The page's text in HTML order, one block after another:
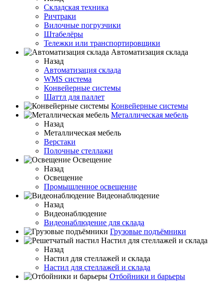
Складская техника
Ричтраки
Вилочные погрузчики
Штабелёры
Тележки или транспортировщики
Автоматизация склада
Назад
Автоматизация склада
WMS система
Конвейерные системы
Шаттл для паллет
Конвейерные системы
Металлическая мебель
Назад
Металлическая мебель
Верстаки
Полочные стеллажи
Освещение
Назад
Освещение
Промышленное освещение
Видеонаблюдение
Назад
Видеонаблюдение
Видеонаблюдение для склада
Грузовые подъёмники
Настил для стеллажей и склада
Назад
Настил для стеллажей и склада
Настил для стеллажей и склада
Отбойники и барьеры